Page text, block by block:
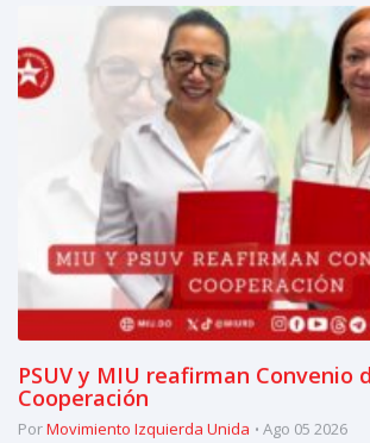
PSUV y MIU reafirman Convenio
Cooperación
PorMovimiento Izquierda Unida Ago 05 2026